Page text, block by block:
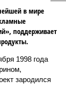
в мире
поддерживает
1998 года
зародился